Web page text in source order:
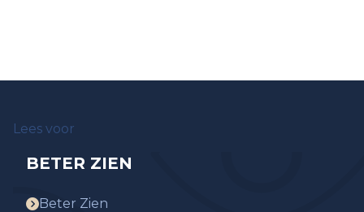
Lees voor
BETER ZIEN
Beter Zien